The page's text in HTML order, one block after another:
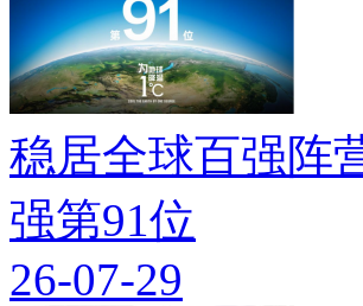
稳居全球百强阵
强第91位
26-07-29